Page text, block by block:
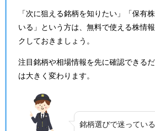
「次に狙える銘柄を知りたい」「保有
いる」という方は、無料で使える株情
クしておきましょう。
注目銘柄や相場情報を先に確認できる
は大きく変わります。
銘柄選びで迷ってい